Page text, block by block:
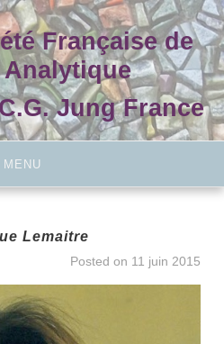
Française de
Jung France
MENU
Lemaitre
Posted on 11 juin 2015